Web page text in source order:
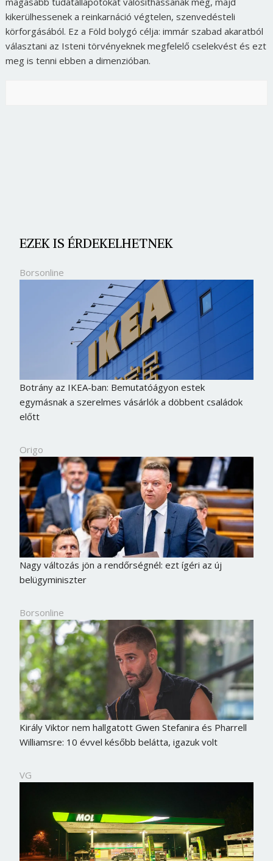
kikerülhessenek a reinkarnáció végtelen, szenvedésteli
körforgásából. Ez a Föld bolygó célja: immár szabad akaratból
választani az Isteni törvényeknek megfelelő cselekvést és ezt
meg is tenni ebben a dimenzióban.
EZEK IS ÉRDEKELHETNEK
Borsonline
Botrány az IKEA-ban: Bemutatóágyon estek
egymásnak a szerelmes vásárlók a döbbent családok
előtt
Origo
Nagy változás jön a rendőrségnél: ezt ígéri az új
belügyminiszter
Borsonline
Király Viktor nem hallgatott Gwen Stefanira és Pharrell
Williamsre: 10 évvel később belátta, igazuk volt
VG